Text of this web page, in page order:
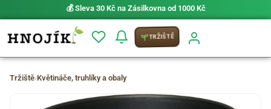
💰 Sleva 30 Kč na Zásilkovna od 1000 Kč
TRŽIŠTĚ
Tržiště›Květináče, truhlíky a obaly